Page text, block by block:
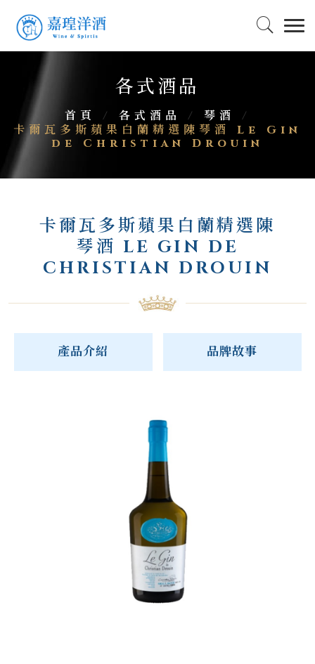
各式酒品
首頁 / 各式酒品 / 琴酒
/
卡爾瓦多斯蘋果白蘭精選陳琴酒 Le Gin
de Christian Drouin
卡爾瓦多斯蘋果白蘭精選陳
琴酒 LE GIN DE
CHRISTIAN DROUIN
產品介紹 品牌故事